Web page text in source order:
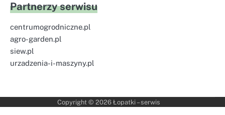
Partnerzy serwisu
centrumogrodniczne.pl
agro-garden.pl
siew.pl
urzadzenia-i-maszyny.pl
Copyright © 2026 Łopatki – serwis